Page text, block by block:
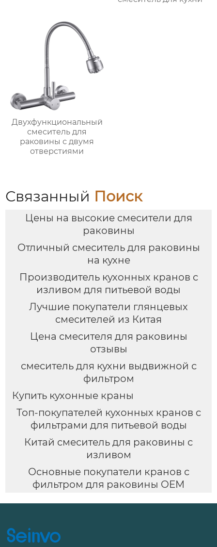
Двухфункциональный
смеситель для
раковины с двумя
отверстиями
Связанный Поиск
Цены на высокие смесители для
раковины
Отличный смеситель для раковины
на кухне
Производитель кухонных кранов с
изливом для питьевой воды
Лучшие покупатели глянцевых
смесителей из Китая
Цена смесителя для раковины
отзывы
смеситель для кухни выдвижной с
фильтром
Купить кухонные краны
Топ-покупателей кухонных кранов с
фильтрами для питьевой воды
Китай смеситель для раковины с
изливом
Основные покупатели кранов с
фильтром для раковины OEM